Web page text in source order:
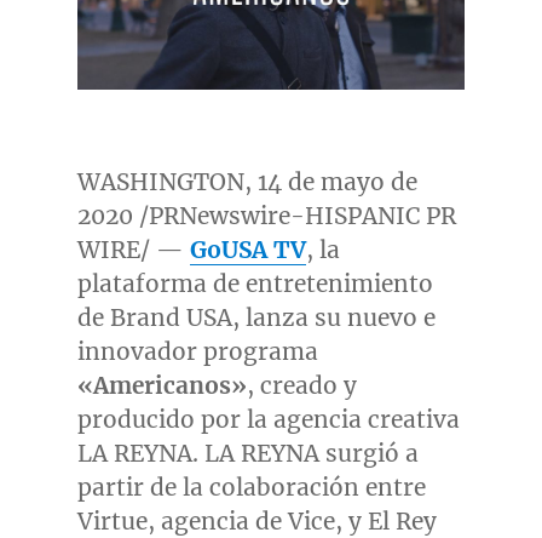
WASHINGTON, 14 de mayo de
2020 /PRNewswire-HISPANIC PR
WIRE/ — GoUSA TV, la
plataforma de entretenimiento
de Brand USA, lanza su nuevo e
innovador programa
«Americanos», creado y
producido por la agencia creativa
LA REYNA. LA REYNA surgió a
partir de la colaboración entre
Virtue, agencia de Vice, y El Rey